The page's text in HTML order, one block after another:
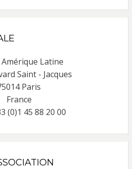
Amérique Latine
Saint - Jacques
Paris
France
(0)1 45 88 20 00